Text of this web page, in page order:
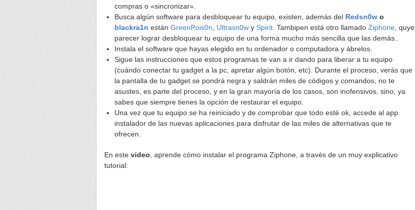
compras o «sincronizar».
Busca algún software para desbloquear tu equipo, existen, además del Redsn0wo
blackra1n están GreenPois0n Ultrasn0wy Spirit. Tambipen está otro llamado Ziphone, quye
parecer lograr desbloquear tu equipo de una forma mucho más sencilla que las demás..
Instala el software que hayas elegido en tu ordenador o computadora y ábrelos.
Sigue las instrucciones que estos programas te van a ir dando para liberar a tu equipo
(cuándo conectar tu gadget a la pc, apretar algún botón, etc). Durante el proceso, verás que
la pantalla de tu gadget se pondrá negra y saldrán miles de códigos y comandos, no te
asustes, es parte del proceso, y en la gran mayoría de los casos, son inofensivos, sino, ya
sabes que siempre tienes la opción de restaurar el equipo.
Una vez que tu equipo se ha reiniciado y de comprobar que todo esté ok, accede al app
instalador de las nuevas aplicaciones para disfrutar de las miles de alternativas que te
ofrecen.
En este video , aprende cómo instalar el programa Ziphone, a través de un muy explicativo
tutorial: